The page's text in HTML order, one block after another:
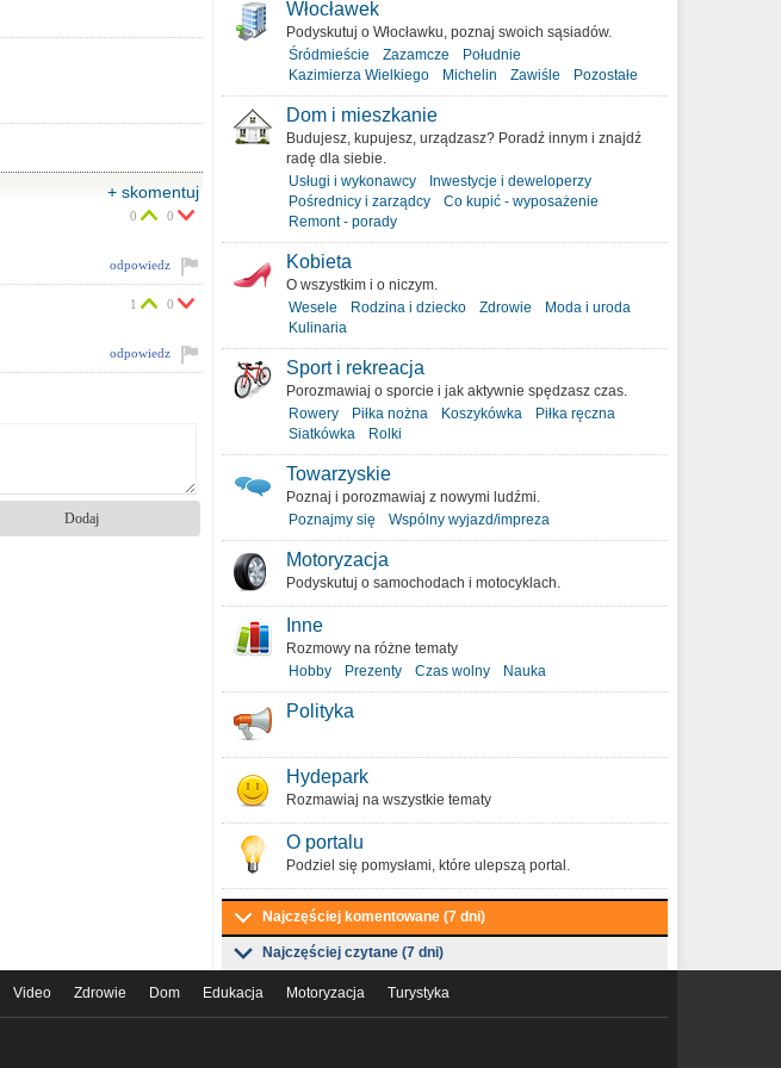
+ skomentuj
0 0
odpowiedz
1 0
odpowiedz
Włocławek
Podyskutuj o Włocławku, poznaj swoich sąsiadów.
Śródmieście
Zazamcze
Południe
Kazimierza Wielkiego
Michelin Zawiśle Pozostałe
Dom i mieszkanie
Budujesz, kupujesz, urządzasz? Poradź innym i znajdź
radę dla siebie.
Usługi i wykonawcy
Inwestycje i deweloperzy
Pośrednicy i zarządcy
Co kupić - wyposażenie
Remont - porady
Kobieta
O wszystkim i o niczym.
Wesele
Rodzina i dziecko Zdrowie
Moda i uroda
Kulinaria
Sport i rekreacja
Porozmawiaj o sporcie i jak aktywnie spędzasz czas.
Rowery
Piłka nożna Koszykówka
Piłka ręczna
Siatkówka
Rolki
Towarzyskie
Poznaj i porozmawiaj z nowymi ludźmi.
Poznajmy się
Wspólny wyjazd/impreza
Motoryzacja
Podyskutuj o samochodach i motocyklach.
Inne
Rozmowy na różne tematy
Hobby
Prezenty Czas wolny Nauka
Polityka
Hydepark
Rozmawiaj na wszystkie tematy
O portalu
Podziel się pomysłami, które ulepszą portal.
Najczęściej komentowane (7 dni)
Najczęściej czytane (7 dni)
Video Zdrowie Dom Edukacja Motoryzacja Turystyka